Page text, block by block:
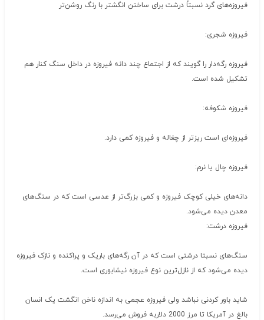
فیروزه‌های گرد نسبتاً درشت برای ساختن انگشتر با رنگ روشن‌تر
فیروزه شجری:
فیروزه رگه‌دار را گویند که از اجتماع چند دانه فیروزه در داخل سنگ کنار هم
تشکیل شده است.
فیروزه شکوفه:
فیروزه‌ای است ریزتر از چغاله و فیروزه کمی دارد.
فیروزه چال یا نرم:
دانه‌های خیلی کوچک فیروزه و کمی بزرگ‌تر از عدسی است که در سنگ‌های
معدن دیده می‌شود.
فیروزه درشت:
سنگ‌های نسبتا درشتی است که در آن رگه‌های باریک و پراکنده و نازک فیروزه
دیده می‌شود که از نازل‌ترین نوع فیروزه نیشابوری است.
شاید باور کردنی نباشد ولی فیروزه عجمی به اندازه ناخن انگشت یک انسان
بالغ در آمریکا تا مرز 2000 دلاربه فروش می‌رسد.